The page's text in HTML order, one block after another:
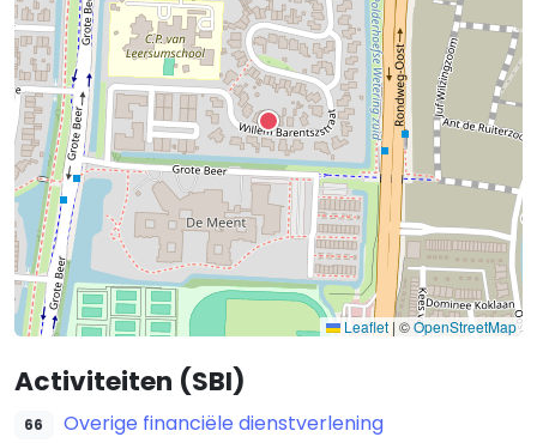
Leaflet | ©OpenStreetMap
Activiteiten (SBI)
66 Overige financiële dienstverlening